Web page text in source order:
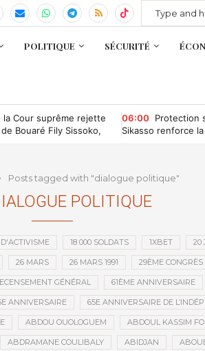
POLITIQUE SÉCURITÉ
la Cour suprême rejette
Bouaré Fily Sissoko,
06:00 Protection
Sikasso renforce
Posts tagged with "dialogue politique"
POLITIQUE
D'ACTIVISME 18 000 SOLDATS 1XBET 20
26 MARS 26 MARS 1991 29ÈME
GÉNÉRAL 61ÈME ANNIVERSAIRE
ANNIVERSAIRE 65E ANNIVERSAIRE DE
ABDOU OUOLOGUEM ABDOUL KASSIM
ABDRAMANE COULIBALY ABIDJAN